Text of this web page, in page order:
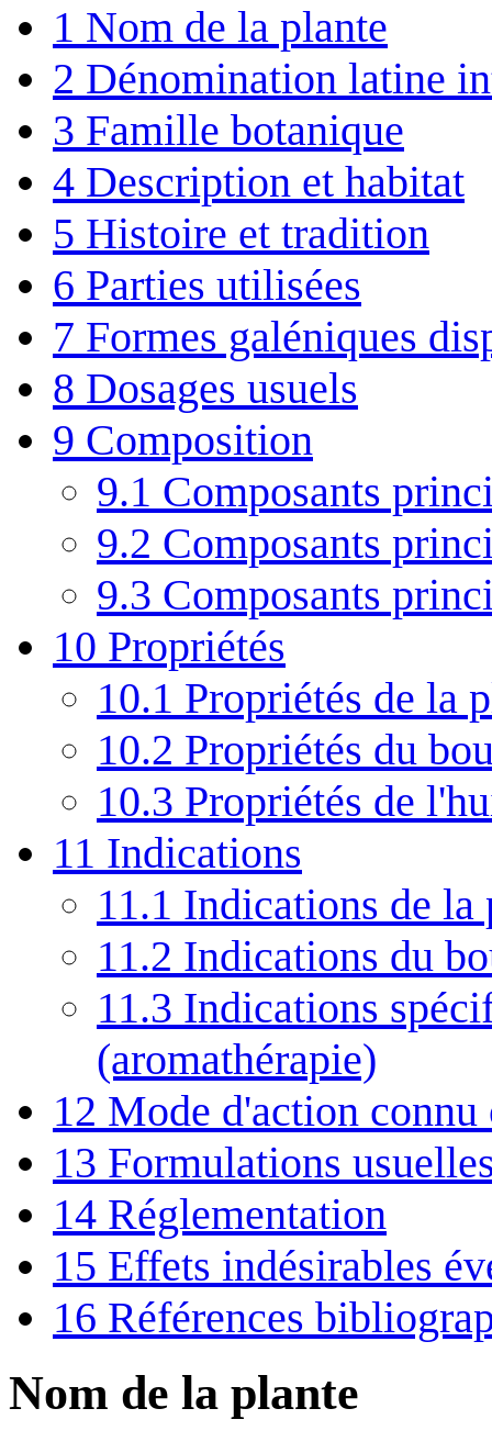
1 Nom de la plante
2 Dénomination latine
3 Famille botanique
4 Description et habitat
5 Histoire et tradition
6 Parties utilisées
7 Formes galéniques
8 Dosages usuels
9 Composition
9.1 Composants
9.2 Composants
9.3 Composants
10 Propriétés
10.1 Propriétés de la
10.2 Propriétés du
10.3 Propriétés de
11 Indications
11.1 Indications de la
11.2 Indications du
11.3 Indications
(aromathérapie)
12 Mode d'action connu
13 Formulations
14 Réglementation
15 Effets indésirables
16 Références
Nom de la plante